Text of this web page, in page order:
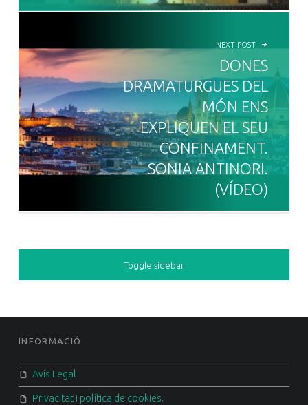
NEXT POST
DONES
DRAMATURGUES DEL
MÓN ENS
EXPLIQUEN EL SEU
CONFINAMENT.
SONIA ANTINORI.
(VÍDEO)
SIDEBAR
Toggle sidebar
FOOTER SIDEBAR
INFORMACIÓ
Avís Legal
Privacitat i política de cookies.